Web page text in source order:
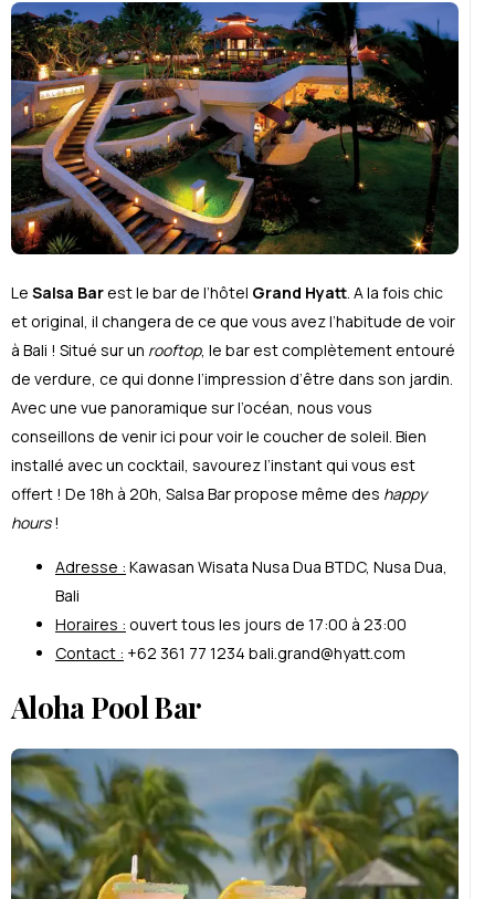
Le Salsa Barest le bar de l’hôtel Grand Hyatt . A la fois chic
et original, il changera de ce que vous avez l’habitude de voir
à Bali ! Situé sur un rooftop, le bar est complètement entouré
de verdure, ce qui donne l’impression d’être dans son jardin.
Avec une vue panoramique sur l’océan, nous vous
conseillons de venir ici pour voir le coucher de soleil. Bien
installé avec un cocktail, savourez l’instant qui vous est
offert ! De 18h à 20h, Salsa Bar propose même des happy
hours!
Adresse : Kawasan Wisata Nusa Dua BTDC, Nusa Dua,
Bali
Horaires : ouvert tous les jours de 17:00 à 23:00
Contact : +62 361 77 1234 bali.grand@hyatt.com
Aloha Pool Bar